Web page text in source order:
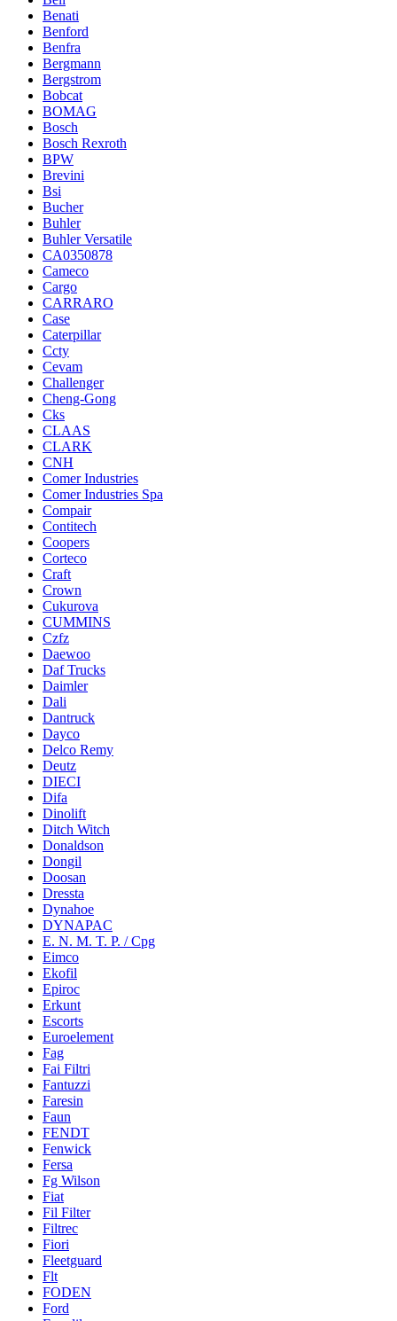
Benati
Benford
Benfra
Bergmann
Bergstrom
Bobcat
BOMAG
Bosch
Bosch Rexroth
BPW
Brevini
Bsi
Bucher
Buhler
Buhler Versatile
CA0350878
Cameco
Cargo
CARRARO
Case
Caterpillar
Ccty
Cevam
Challenger
Cheng-Gong
Cks
CLAAS
CLARK
CNH
Comer Industries
Comer Industries Spa
Compair
Contitech
Coopers
Corteco
Craft
Crown
Cukurova
CUMMINS
Czfz
Daewoo
Daf Trucks
Daimler
Dali
Dantruck
Dayco
Delco Remy
Deutz
DIECI
Difa
Dinolift
Ditch Witch
Donaldson
Dongil
Doosan
Dressta
Dynahoe
DYNAPAC
E. N. M. T. P. / Cpg
Eimco
Ekofil
Epiroc
Erkunt
Escorts
Euroelement
Fag
Fai Filtri
Fantuzzi
Faresin
Faun
FENDT
Fenwick
Fersa
Fg Wilson
Fiat
Fil Filter
Filtrec
Fiori
Fleetguard
Flt
FODEN
Ford